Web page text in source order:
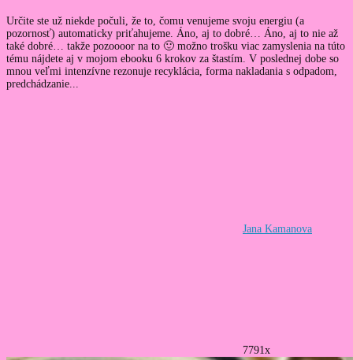
Určite ste už niekde počuli, že to, čomu venujeme svoju energiu (a
pozornosť) automaticky priťahujeme. Áno, aj to dobré… Áno, aj to nie až
také dobré… takže pozoooor na to 🙂 možno trošku viac zamyslenia na túto
tému nájdete aj v mojom ebooku 6 krokov za štastím. V poslednej dobe so
mnou veľmi intenzívne rezonuje recyklácia, forma nakladania s odpadom,
predchádzanie...
Jana Kamanova
7791x